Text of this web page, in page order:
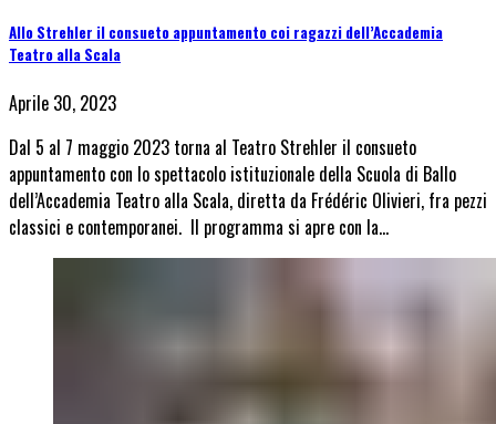
Allo Strehler il consueto appuntamento coi ragazzi dell’Accademia
Teatro alla Scala
Aprile 30, 2023
Dal 5 al 7 maggio 2023 torna al Teatro Strehler il consueto
appuntamento con lo spettacolo istituzionale della Scuola di Ballo
dell’Accademia Teatro alla Scala, diretta da Frédéric Olivieri, fra pezzi
classici e contemporanei. Il programma si apre con la…